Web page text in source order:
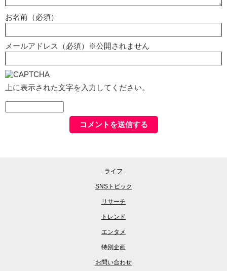
お名前（必須）
メールアドレス（必須）※公開されません
上に表示された文字を入力してください。
ライフ
SNSトピック
リサーチ
トレンド
エンタメ
特別企画
お問い合わせ